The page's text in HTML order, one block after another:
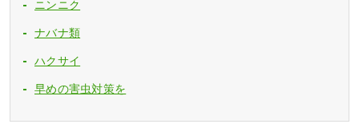
ニンニク
ナバナ類
ハクサイ
早めの害虫対策を